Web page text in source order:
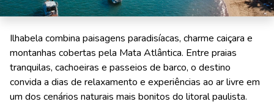
Ilhabela combina paisagens paradisíacas, charme caiçara e
montanhas cobertas pela Mata Atlântica. Entre praias
tranquilas, cachoeiras e passeios de barco, o destino
convida a dias de relaxamento e experiências ao ar livre em
um dos cenários naturais mais bonitos do litoral paulista.